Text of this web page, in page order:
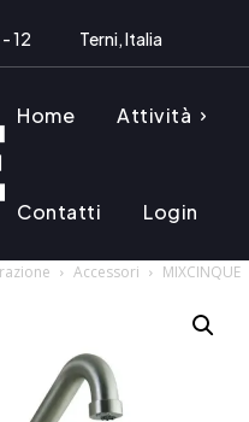
12 Terni, Italia
Home Attività
Contatti Login
Accessori MIXCINQUE